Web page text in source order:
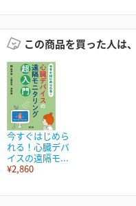
この商品を買った人は
今すぐはじめら
れる！心臓デバ
イスの遠隔モ...
¥2,860